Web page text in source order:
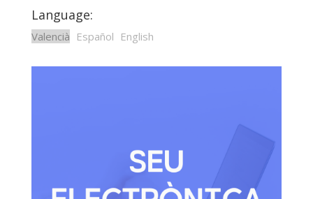
Language:
Valencià Español English